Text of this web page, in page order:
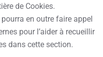
de Cookies.
pourra en outre faire appel
pour l’aider à recueillir
dans cette section.